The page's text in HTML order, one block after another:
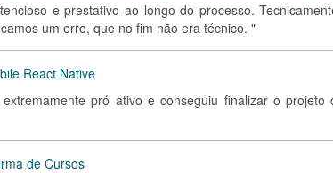
e prestativo ao longo do processo.
um erro, que no fim não era técnico. "
React Native
pró ativo e conseguiu finalizar o
de Cursos